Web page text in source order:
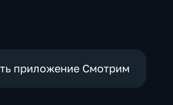
приложение Смотрим